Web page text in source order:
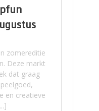
zomereditie
Deze markt
dat graag
en creatieve